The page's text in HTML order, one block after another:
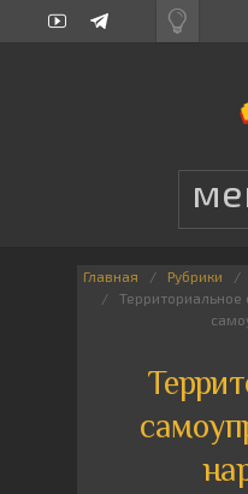
Главная Рубрики